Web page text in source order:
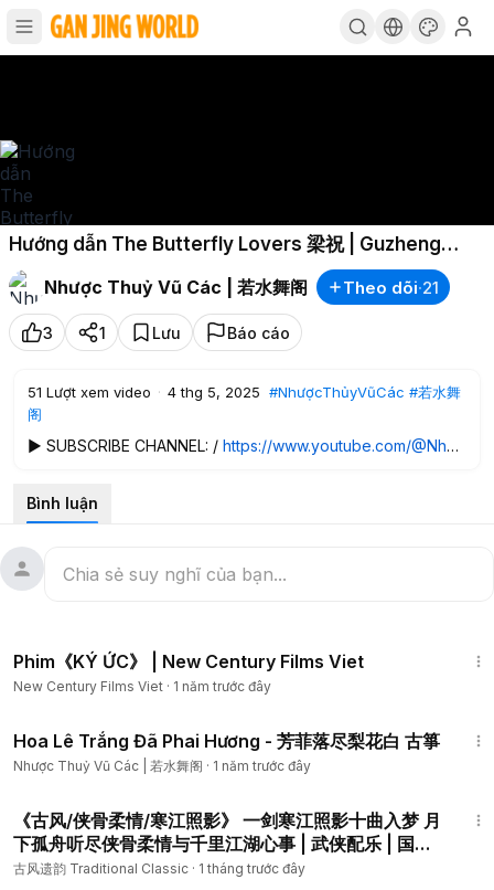
Hướng dẫn The Butterfly Lovers 梁祝 | Guzheng
#music
#guzheng #梁祝
#butterflylove #古筝
Nhược Thuỷ Vũ Các | 若水舞阁 Theo dõi·21
3 1 Lưu Báo cáo
51 Lượt xem video · 4 thg 5, 2025 #NhượcThủyVũCác #若水舞
阁
▶ SUBSCRIBE CHANNEL: / https://www.youtube.com/@Nhượ
🔂Theo dõi Nhược Thủy Vũ Các | 若水舞阁:
Ganjing Word: / https://www.ganjingworld.com/channel/1hd1h
ne8bt71GqGKmKgDGm10j1pd0c
h=cTNycTl2bGxwZjJp&utm_source=qr
Bình luận
Phim《KÝ ỨC》 | New Century Films Viet
New Century Films Viet · 1 năm trước đây
Hoa Lê Trắng Đã Phai Hương - 芳菲落尽梨花白 古箏
Nhược Thuỷ Vũ Các | 若水舞阁 · 1 năm trước đây
《古风/侠骨柔情/寒江照影》 一剑寒江照影十曲入梦 月
下孤舟听尽侠骨柔情与千里江湖心事 | 武侠配乐 | 国风
新歌 | 江湖BGM | 中国风音乐 | 仙侠氛围 | 古琴笛声
古风遗韵 Traditional Classic · 1 tháng trước đây